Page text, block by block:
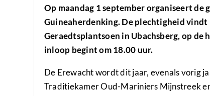
Op maandag 1 september organiseert
Guineaherdenking. De plechtigheid
Geraedtsplantsoen in Ubachsberg, op de
inloop begint om 18.00 uur.
De Erewacht wordt dit jaar, evenals vorig
Traditiekamer Oud-Mariniers Mijnstreek